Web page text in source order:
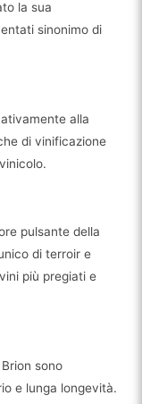
la sua
sinonimo di
alla
di vinificazione
pulsante della
di terroir e
più pregiati e
sono
e lunga longevità.